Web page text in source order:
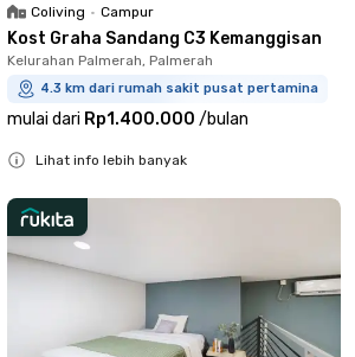
Coliving • Campur
Kost Graha Sandang C3 Kemanggisan
Kelurahan Palmerah, Palmerah
4.3 km dari rumah sakit pusat pertamina
mulai dari Rp1.400.000 /bulan
Lihat info lebih banyak